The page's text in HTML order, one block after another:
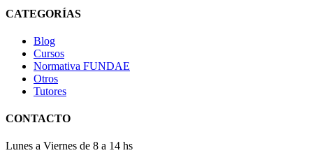
CATEGORÍAS
Blog
Cursos
Normativa FUNDAE
Otros
Tutores
CONTACTO
Lunes a Viernes de 8 a 14 hs